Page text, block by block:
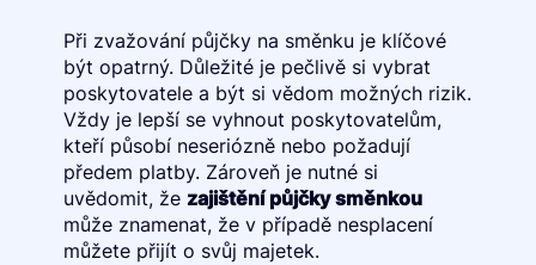
Při zvažování půjčky na směnku je klíčové
být opatrný. Důležité je pečlivě si vybrat
poskytovatele a být si vědom možných rizik.
Vždy je lepší se vyhnout poskytovatelům,
kteří působí neseriózně nebo požadují
předem platby. Zároveň je nutné si
uvědomit, že zajištění půjčky směnkou
může znamenat, že v případě nesplacení
můžete přijít o svůj majetek.